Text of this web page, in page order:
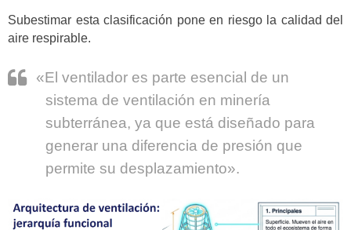
Subestimar esta clasificación pone en riesgo la calidad del
aire respirable.
«El ventilador es parte esencial de un
sistema de ventilación en minería
subterránea, ya que está diseñado para
generar una diferencia de presión que
permite su desplazamiento».